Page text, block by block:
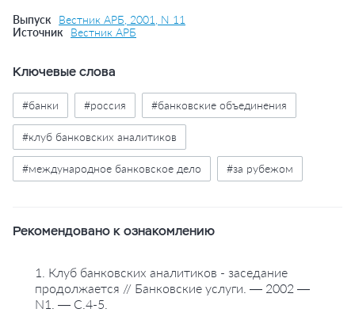
Выпуск
Вестник АРБ, 2001, N 11
Источник
Вестник АРБ
Ключевые слова
#банки #россия #банковские объединения
#клуб банковских аналитиков
#международное банковское дело #за рубежом
Рекомендовано к ознакомлению
1. Клуб банковских аналитиков - заседание
продолжается // Банковские услуги. — 2002 —
N1. — С.4-5.